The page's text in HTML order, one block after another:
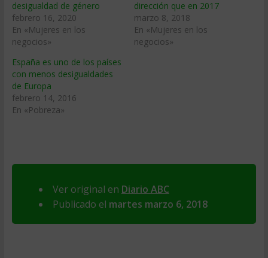
desigualdad de género
febrero 16, 2020
En «Mujeres en los
negocios»
dirección que en 2017
marzo 8, 2018
En «Mujeres en los
negocios»
España es uno de los países
con menos desigualdades
de Europa
febrero 14, 2016
En «Pobreza»
Ver original en Diario ABC
Publicado el martes marzo 6, 2018